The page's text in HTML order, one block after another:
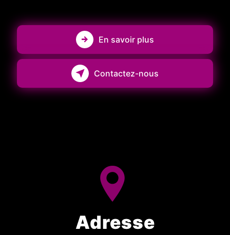
En savoir plus
Contactez-nous
Adresse